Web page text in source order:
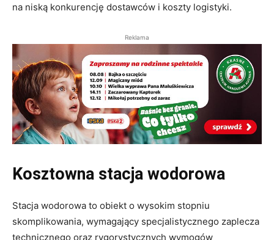
na niską konkurencję dostawców i koszty logistyki.
Reklama
Kosztowna stacja wodorowa
Stacja wodorowa to obiekt o wysokim stopniu
skomplikowania, wymagający specjalistycznego zaplecza
technicznego oraz rygorystycznych wymogów